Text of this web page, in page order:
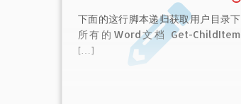
下面的这行脚本递归获取用户目录下
所有的Word文档 Get-ChildItem
[…]